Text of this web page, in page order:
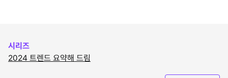
시리즈
2024 트렌드 요약해 드림